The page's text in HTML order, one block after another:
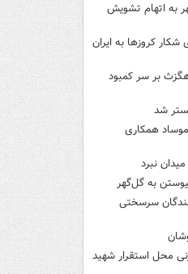
بهشهر به اتهام تشویش
کروزها به ایران
بر سر کمبود
همکاری
نبرد
به گل‌گهر
سرسختی
محل استقرار شهید